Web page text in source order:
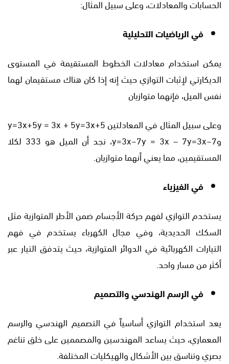
الحسابات والمعادلات، وعلى سبيل المثال:
في الرياضيات التحليلية
يمكن استخدام معادلات الخطوط المستقيمة في المستوى
الديكارتي لإثبات التوازي حيث إنه إذا كان هناك مستقيمان لهما
نفس الميل، فإنهما متوازيان
وعلى سبيل المثال في المعادلتين y=3x+5y = 3x + 5y=3x+5
وy=3x−7y = 3x – 7y=3x−7، نجد أن الميل هو 333 لكلا
المستقيمين، مما يعني أنهما متوازيان.
في الفيزياء
يستخدم التوازي لفهم حركة الأجسام ضمن الأطر المتوازية مثل
السكك الحديدية، وفي مجال الكهرباء يستخدم في فهم
التيارات الكهربائية في الدوائر المتوازية، حيث يتدفق التيار عبر
أكثر من مسار واحد.
في الرسم الهندسي والتصميم
يعد استخدام التوازي أساسياً في التصميم الهندسي والرسم
المعماري، حيث يساعد المهندسين والمصممين على خلق تناغم
بصري وتناسق بين الأشكال والهيكليات المختلفة.